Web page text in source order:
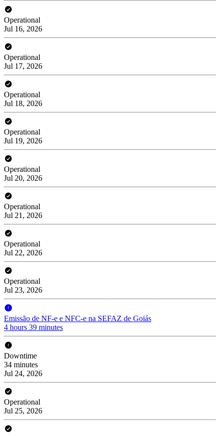
Operational
Jul 16, 2026
Operational
Jul 17, 2026
Operational
Jul 18, 2026
Operational
Jul 19, 2026
Operational
Jul 20, 2026
Operational
Jul 21, 2026
Operational
Jul 22, 2026
Operational
Jul 23, 2026
Emissão de NF-e e NFC-e na SEFAZ de Goiás
4 hours 39 minutes
Downtime
34 minutes
Jul 24, 2026
Operational
Jul 25, 2026